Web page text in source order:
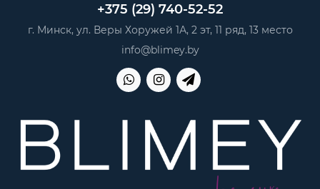
+375 (29) 740-52-52
г. Минск, ул. Веры Хоружей 1А, 2 эт, 11 ряд, 13 место
info@blimey.by